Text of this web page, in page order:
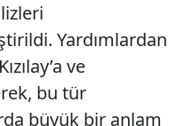
Yardımlardan
ve
bu tür
büyük bir anlam